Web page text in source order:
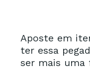
Aposte em
ter essa
ser mais uma